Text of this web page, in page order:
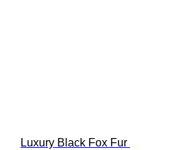
Luxury Black Fox Fur